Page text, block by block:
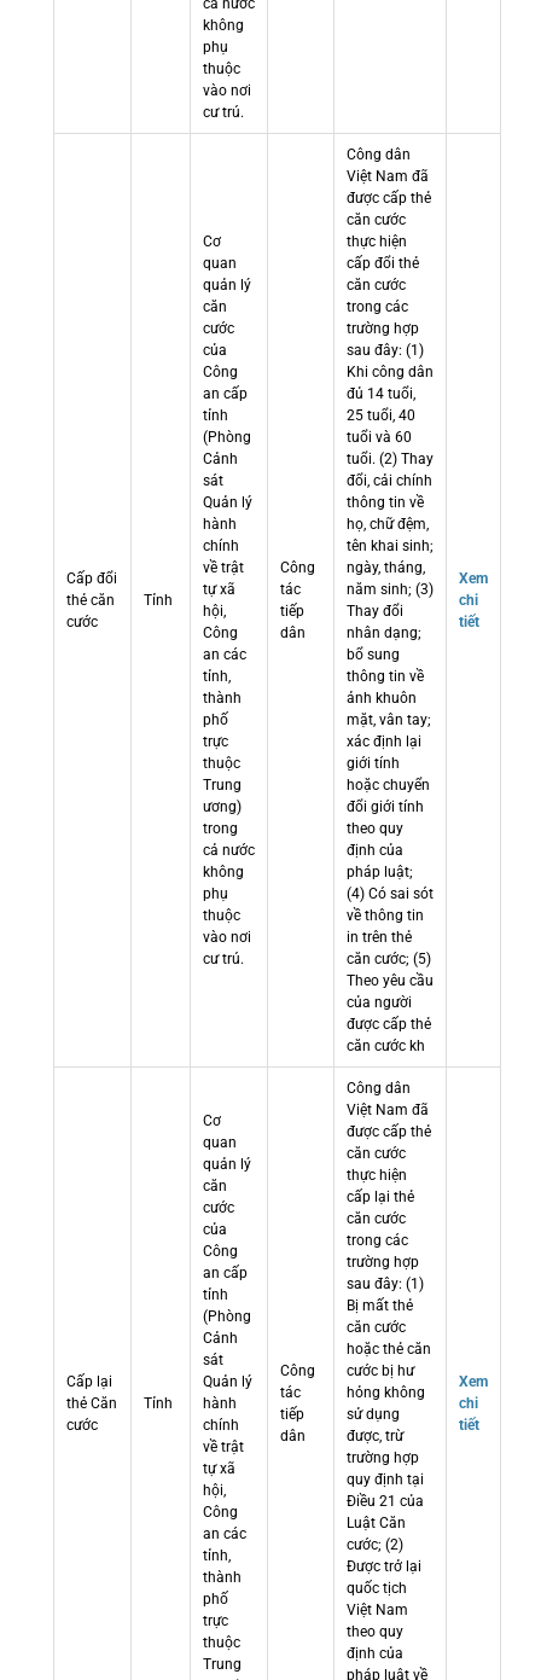
cả nước
không
phụ
thuộc
vào nơi
cư trú.
Cấp đổi
thẻ căn
cước
Tỉnh
Cơ
quan
quản lý
căn
cước
của
Công
an cấp
tỉnh
(Phòng
Cảnh
sát
Quản lý
hành
chính
về trật
tự xã
hội,
Công
an các
tỉnh,
thành
phố
trực
thuộc
Trung
ương)
trong
cả nước
không
phụ
thuộc
vào nơi
cư trú.
Công
tác
tiếp
dân
Công dân
Việt Nam đã
được cấp thẻ
căn cước
thực hiện
cấp đổi thẻ
căn cước
trong các
trường hợp
sau đây: (1)
Khi công dân
đủ 14 tuổi,
25 tuổi, 40
tuổi và 60
tuổi. (2) Thay
đổi, cải chính
thông tin về
họ, chữ đệm,
tên khai sinh;
ngày, tháng,
năm sinh; (3)
Thay đổi
nhân dạng;
bổ sung
thông tin về
ảnh khuôn
mặt, vân tay;
xác định lại
giới tính
hoặc chuyển
đổi giới tính
theo quy
định của
pháp luật;
(4) Có sai sót
về thông tin
in trên thẻ
căn cước; (5)
Theo yêu cầu
của người
được cấp thẻ
căn cước kh
Xem
chi
tiết
Cấp lại
thẻ Căn
cước
Tỉnh
Cơ
quan
quản lý
căn
cước
của
Công
an cấp
tỉnh
(Phòng
Cảnh
sát
Quản lý
hành
chính
về trật
tự xã
hội,
Công
an các
tỉnh,
thành
phố
trực
thuộc
Trung
Công
tác
tiếp
dân
Công dân
Việt Nam đã
được cấp thẻ
căn cước
thực hiện
cấp lại thẻ
căn cước
trong các
trường hợp
sau đây: (1)
Bị mất thẻ
căn cước
hoặc thẻ căn
cước bị hư
hỏng không
sử dụng
được, trừ
trường hợp
quy định tại
Điều 21 của
Luật Căn
cước; (2)
Được trở lại
quốc tịch
Việt Nam
theo quy
định của
pháp luật về
Xem
chi
tiết